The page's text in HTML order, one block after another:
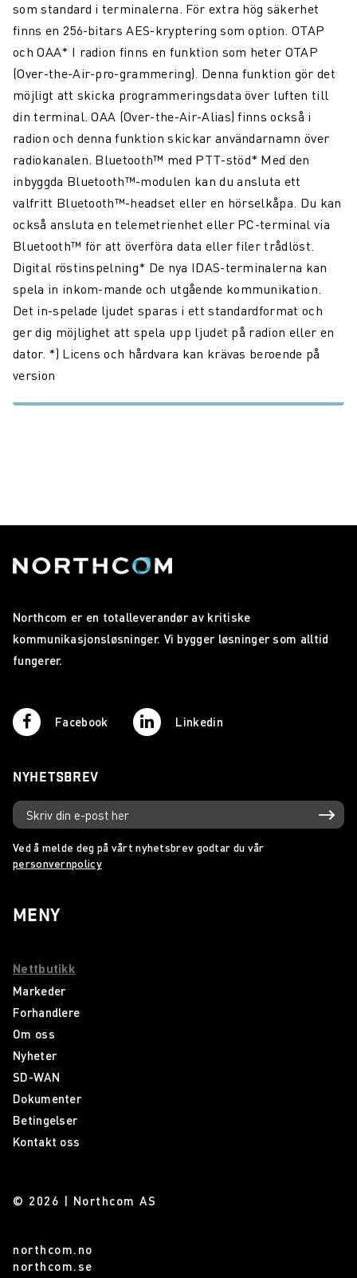
som standard i terminalerna. För extra hög säkerhet
finns en 256-bitars AES-kryptering som option. OTAP
och OAA* I radion finns en funktion som heter OTAP
(Over-the-Air-pro-grammering). Denna funktion gör det
möjligt att skicka programmeringsdata över luften till
din terminal. OAA (Over-the-Air-Alias) finns också i
radion och denna funktion skickar användarnamn över
radiokanalen. Bluetooth™ med PTT-stöd* Med den
inbyggda Bluetooth™-modulen kan du ansluta ett
valfritt Bluetooth™-headset eller en hörselkåpa. Du kan
också ansluta en telemetrienhet eller PC-terminal via
Bluetooth™ för att överföra data eller filer trådlöst.
Digital röstinspelning* De nya IDAS-terminalerna kan
spela in inkom-mande och utgående kommunikation.
Det in-spelade ljudet sparas i ett standardformat och
ger dig möjlighet att spela upp ljudet på radion eller en
dator. *) Licens och hårdvara kan krävas beroende på
version
Northcom er en totalleverandør av kritiske
kommunikasjonsløsninger. Vi bygger løsninger som alltid
fungerer.
Facebook Linkedin
NYHETSBREV
Ved å melde deg på vårt nyhetsbrev godtar du vår
personvernpolicy
MENY
Nettbutikk
Markeder
Forhandlere
Om oss
Nyheter
SD-WAN
Dokumenter
Betingelser
Kontakt oss
© 2026 | Northcom AS
northcom.no
northcom.se